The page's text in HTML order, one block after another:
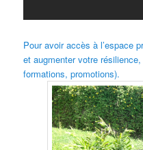
Pour avoir accès à l’espace
et augmenter votre
formations, promotions).